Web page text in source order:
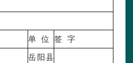
单 位 签 字
岳阳县